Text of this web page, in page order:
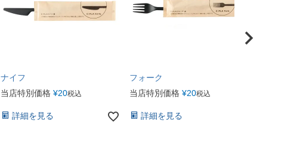
ナイフ
当店特別価格 ¥20税込
詳細を見る
フォーク
当店特別価格 ¥20税込
詳細を見る